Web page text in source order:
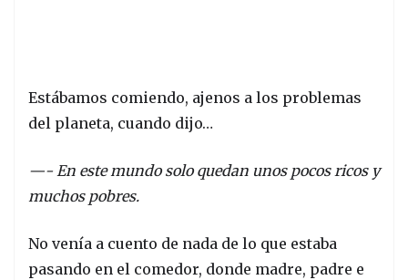
Estábamos comiendo, ajenos a los problemas
del planeta, cuando dijo…
—- En este mundo solo quedan unos pocos ricos y
muchos pobres.
No venía a cuento de nada de lo que estaba
pasando en el comedor, donde madre, padre e